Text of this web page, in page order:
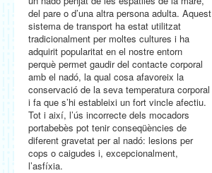
del pare o d’una altra persona adulta. Aquest
sistema de transport ha estat utilitzat
tradicionalment per moltes cultures i ha
adquirit popularitat en el nostre entorn
perquè permet gaudir del contacte corporal
amb el nadó, la qual cosa afavoreix la
conservació de la seva temperatura corporal
i fa que s’hi estableixi un fort vincle afectiu.
Tot i així, l’ús incorrecte dels mocadors
portabebès pot tenir conseqüències de
diferent gravetat per al nadó: lesions per
cops o caigudes i, excepcionalment,
l’asfíxia.